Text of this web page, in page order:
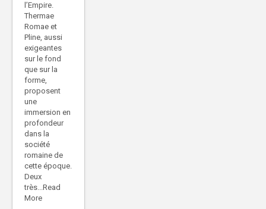
l’Empire.
Thermae
Romae et
Pline, aussi
exigeantes
sur le fond
que sur la
forme,
proposent
une
immersion en
profondeur
dans la
société
romaine de
cette époque.
Deux
très...Read
More